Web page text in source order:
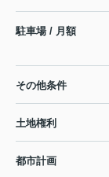
駐車場 / 月額
その他条件
土地権利
都市計画